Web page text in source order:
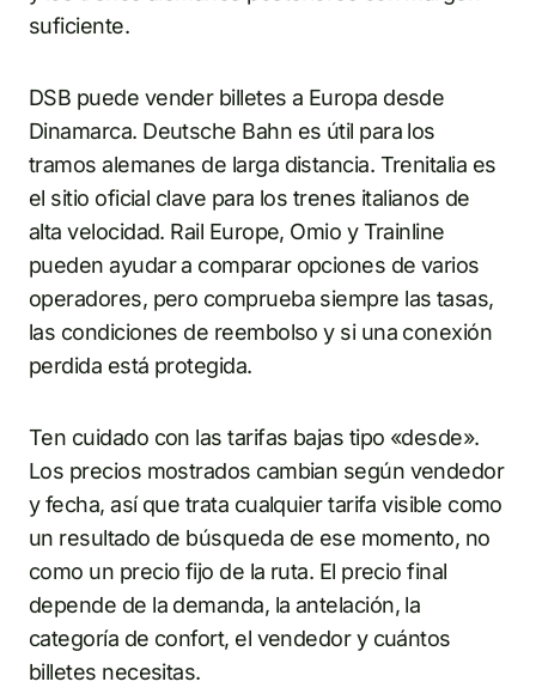
suficiente.
DSB puede vender billetes a Europa desde
Dinamarca. Deutsche Bahn es útil para los
tramos alemanes de larga distancia. Trenitalia es
el sitio oficial clave para los trenes italianos de
alta velocidad. Rail Europe, Omio y Trainline
pueden ayudar a comparar opciones de varios
operadores, pero comprueba siempre las tasas,
las condiciones de reembolso y si una conexión
perdida está protegida.
Ten cuidado con las tarifas bajas tipo «desde».
Los precios mostrados cambian según vendedor
y fecha, así que trata cualquier tarifa visible como
un resultado de búsqueda de ese momento, no
como un precio fijo de la ruta. El precio final
depende de la demanda, la antelación, la
categoría de confort, el vendedor y cuántos
billetes necesitas.